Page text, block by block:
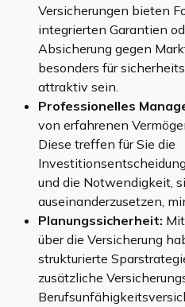
Versicherungen bieten
integrierten Garantien
Absicherung gegen
besonders für
attraktiv sein.
Professionelles
von erfahrenen
Diese treffen für Sie die
und die Notwendigkeit,
auseinanderzusetzen,
Planungssicherheit:
über die Versicherung
strukturierte
zusätzliche